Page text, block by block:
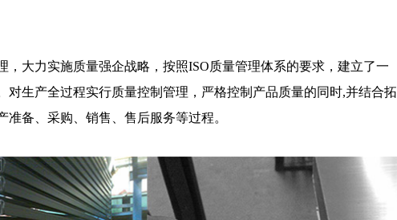
，大力实施质量强企战略，按照ISO质量管理体系的要求，建立了一
对生产全过程实行质量控制管理，严格控制产品质量的同时,并结合拓
准备、采购、销售、售后服务等过程。